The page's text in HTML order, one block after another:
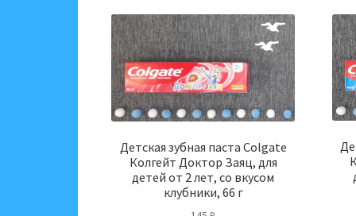
Детская зубная паста Colgate
Колгейт Доктор Заяц, для
детей от 2 лет, со вкусом
клубники, 66 г